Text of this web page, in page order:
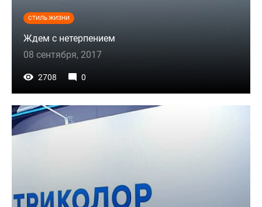
СТИЛЬ ЖИЗНИ
Ждем с нетерпением
08 сентября, 2017
2708 0